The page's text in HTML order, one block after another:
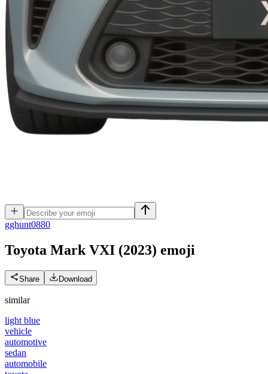
gghunt0880
Toyota Mark VXI (2023) emoji
Share Download
similar
light blue
vehicle
automotive
sedan
automobile